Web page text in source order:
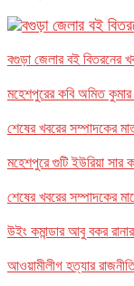
বগুড়া জেলার বই বিতরনের
মহেশপুরের কবি অমিত কুমার
শেষের খবরের সম্পাদকের
মহেশপুরে গুটি ইউরিয়া সার
শেষের খবরের সম্পাদকের
উইং কমান্ডার আবু বকর
আওয়ামীলীগ হত্যার